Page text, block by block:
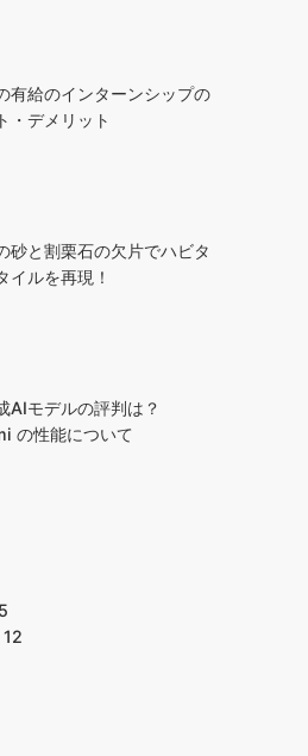
有給のインターンシップの
・デメリット
砂と割栗石の欠片でハビタ
イルを再現！
AIモデルの評判は？
の性能について
12